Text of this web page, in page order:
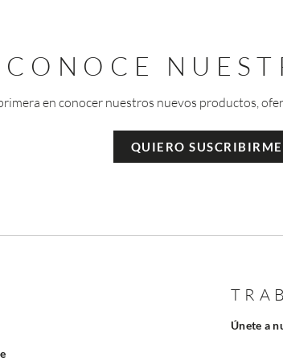
en conocer nuestros nuevos productos,
QUIERO SUSCRIBIRME
Únete a